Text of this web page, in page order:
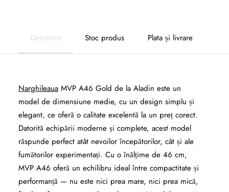
Descriere Stoc produs Plata și livrare
Narghileaua MVP A46 Gold de la Aladin este un
model de dimensiune medie, cu un design simplu și
elegant, ce oferă o calitate excelentă la un preț corect.
Datorită echipării moderne și complete, acest model
răspunde perfect atât nevoilor începătorilor, cât și ale
fumătorilor experimentați. Cu o înălțime de 46 cm,
MVP A46 oferă un echilibru ideal între compactitate și
performanță — nu este nici prea mare, nici prea mică,